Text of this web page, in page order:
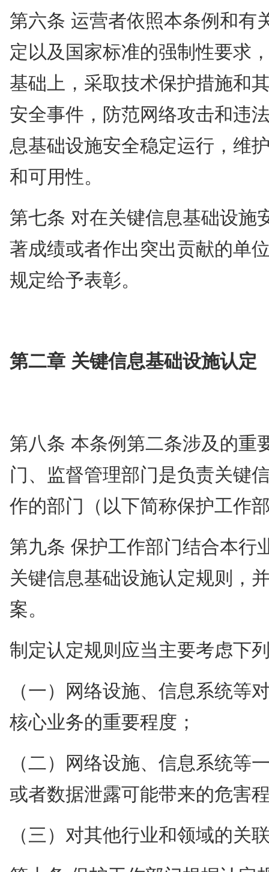
第六条 运营者依照本条例和有
定以及国家标准的强制性要求
基础上，采取技术保护措施和
安全事件，防范网络攻击和违
息基础设施安全稳定运行，维
和可用性。
第七条 对在关键信息基础设施
著成绩或者作出突出贡献的单
规定给予表彰。
第二章 关键信息基础设施认定
第八条 本条例第二条涉及的重
门、监督管理部门是负责关键
作的部门（以下简称保护工作
第九条 保护工作部门结合本行
关键信息基础设施认定规则，
案。
制定认定规则应当主要考虑下
（一）网络设施、信息系统等
核心业务的重要程度；
（二）网络设施、信息系统等
或者数据泄露可能带来的危害
（三）对其他行业和领域的关